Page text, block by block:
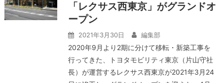
「レクサス西東京」がグランドオ
ープン
2021年3月30日 編集部
2020年9月より2期に分けて移転・新築工事を
行ってきた、トヨタモビリティ東京（片山守社
長）が運営するレクサス西東京が2021年3月24